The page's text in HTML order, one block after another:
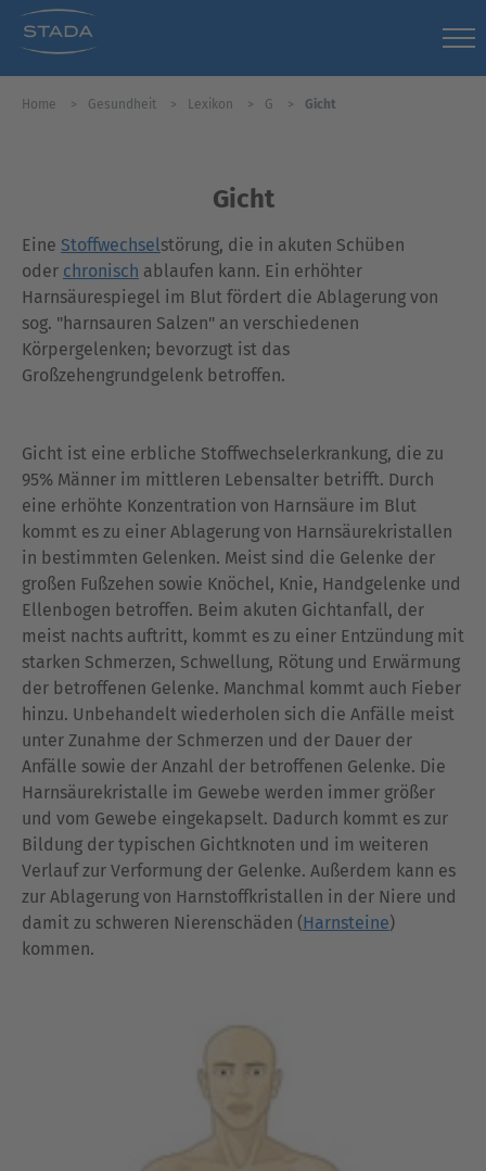
Home Gesundheit Lexikon G Gicht
Gicht
Eine Stoffwechselstörung, die in akuten Schüben
oder chronisch ablaufen kann. Ein erhöhter
Harnsäurespiegel im Blut fördert die Ablagerung von
sog. "harnsauren Salzen" an verschiedenen
Körpergelenken; bevorzugt ist das
Großzehengrundgelenk betroffen.
Gicht ist eine erbliche Stoffwechselerkrankung, die zu
95% Männer im mittleren Lebensalter betrifft. Durch
eine erhöhte Konzentration von Harnsäure im Blut
kommt es zu einer Ablagerung von Harnsäurekristallen
in bestimmten Gelenken. Meist sind die Gelenke der
großen Fußzehen sowie Knöchel, Knie, Handgelenke und
Ellenbogen betroffen. Beim akuten Gichtanfall, der
meist nachts auftritt, kommt es zu einer Entzündung mit
starken Schmerzen, Schwellung, Rötung und Erwärmung
der betroffenen Gelenke. Manchmal kommt auch Fieber
hinzu. Unbehandelt wiederholen sich die Anfälle meist
unter Zunahme der Schmerzen und der Dauer der
Anfälle sowie der Anzahl der betroffenen Gelenke. Die
Harnsäurekristalle im Gewebe werden immer größer
und vom Gewebe eingekapselt. Dadurch kommt es zur
Bildung der typischen Gichtknoten und im weiteren
Verlauf zur Verformung der Gelenke. Außerdem kann es
zur Ablagerung von Harnstoffkristallen in der Niere und
damit zu schweren Nierenschäden (Harnsteine)
kommen.